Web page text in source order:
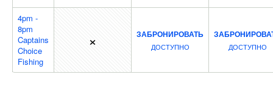
4pm -
8pm
Captains
Choice
Fishing
× ЗАБРОНИРОВАТЬ
ДОСТУПНО ДОСТУПНО